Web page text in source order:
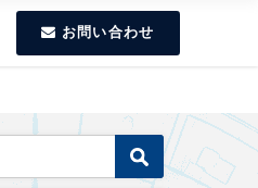
お問い合わせ